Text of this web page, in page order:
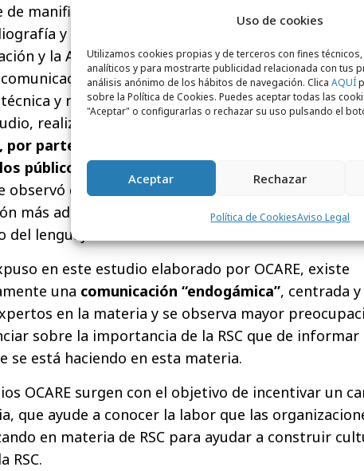
Uso de cookies
Utilizamos cookies propias y de terceros con fines
analíticos y para mostrarte publicidad relacionada con tus
análisis anónimo de los hábitos de navegación. Clica AQUÍ
sobre la Política de Cookies. Puedes aceptar todas las
"Aceptar" o configurarlas o rechazar su uso pulsando el
Aceptar Rechazar
Política de CookiesAviso Legal
de manifiesto el informe
y diagnóstico"
y la Acción de la Responsabilidad Empresarial
comunicación de la Responsabilidad Social
y no siempre tiene en cuenta a los
realizado en 2015, se desprendió la
falta de
por parte de las organizaciones, a la hora de
públicos de interés
de la información sobre RSC.
observó que apenas existen referencias a los
más adecuados para trasladar esta información ni
del lenguaje más indicado.
en este estudio elaborado por OCARE, existe
una comunicación “endogámica”, centrada y
en la materia y se observa mayor
sobre la importancia de la RSC que de informar
se está haciendo en esta materia.
OCARE surgen con el objetivo de incentivar un
que ayude a conocer la labor que las
en materia de RSC para ayudar a construir
RSC.